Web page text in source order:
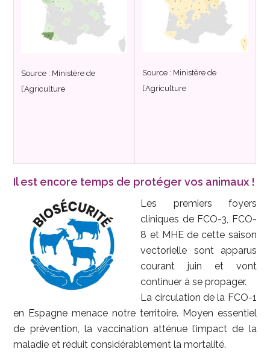
Source : Ministère de
l’Agriculture
Source : Ministère de
l’Agriculture
Il est encore temps de protéger vos animaux !
Les premiers foyers
cliniques de FCO-3, FCO-
8 et MHE de cette saison
vectorielle sont apparus
courant juin et vont
continuer à se propager.
La circulation de la FCO-1
en Espagne menace notre territoire. Moyen essentiel
de prévention, la vaccination atténue l’impact de la
maladie et réduit considérablement la mortalité.